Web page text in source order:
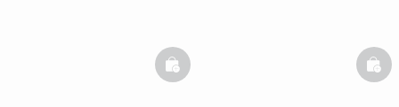
basketfull